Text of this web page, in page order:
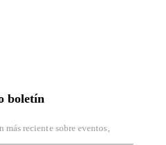
boletín
reciente sobre eventos,